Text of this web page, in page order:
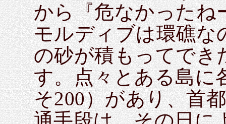
から『危なかったね
モルディブは環礁な
の砂が積もってでき
す。点々とある島に
そ200）があり、首